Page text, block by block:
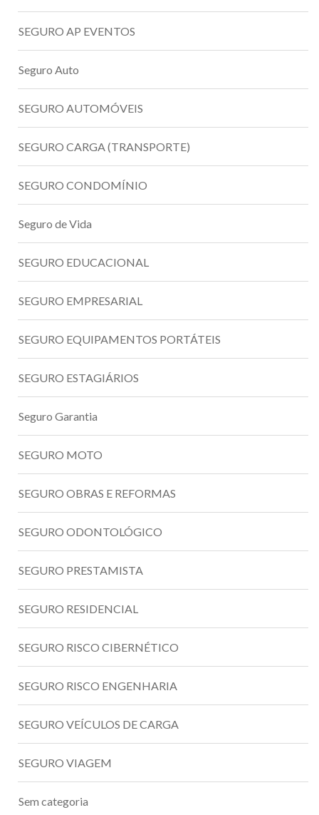
SEGURO AP EVENTOS
Seguro Auto
SEGURO AUTOMÓVEIS
SEGURO CARGA (TRANSPORTE)
SEGURO CONDOMÍNIO
Seguro de Vida
SEGURO EDUCACIONAL
SEGURO EMPRESARIAL
SEGURO EQUIPAMENTOS PORTÁTEIS
SEGURO ESTAGIÁRIOS
Seguro Garantia
SEGURO MOTO
SEGURO OBRAS E REFORMAS
SEGURO ODONTOLÓGICO
SEGURO PRESTAMISTA
SEGURO RESIDENCIAL
SEGURO RISCO CIBERNÉTICO
SEGURO RISCO ENGENHARIA
SEGURO VEÍCULOS DE CARGA
SEGURO VIAGEM
Sem categoria